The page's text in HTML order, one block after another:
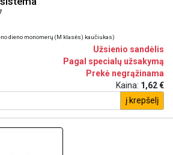
dieno monomerų (M klasės) kaučiukas)
Užsienio sandėlis
Pagal specialų užsakymą
Prekė negrąžinama
Kaina: 1,62 €
į krepšelį